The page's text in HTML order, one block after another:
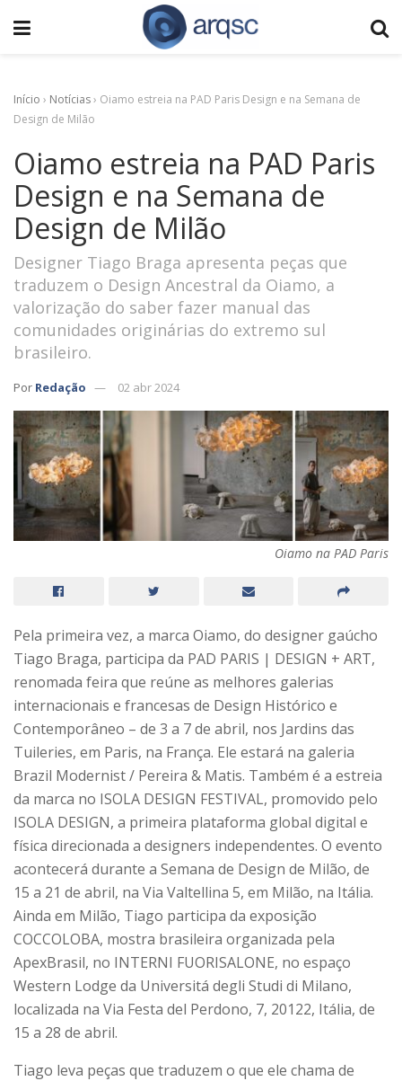
Início › Notícias› Oiamo estreia na PAD Paris Design e na Semana de
Design de Milão
Oiamo estreia na PAD Paris
Design e na Semana de
Design de Milão
Designer Tiago Braga apresenta peças que
traduzem o Design Ancestral da Oiamo, a
valorização do saber fazer manual das
comunidades originárias do extremo sul
brasileiro.
Por Redação 02 abr 2024
Oiamo na PAD Paris
Pela primeira vez, a marca Oiamo, do designer gaúcho
Tiago Braga, participa da PAD PARIS | DESIGN + ART,
renomada feira que reúne as melhores galerias
internacionais e francesas de Design Histórico e
Contemporâneo – de 3 a 7 de abril, nos Jardins das
Tuileries, em Paris, na França. Ele estará na galeria
Brazil Modernist / Pereira & Matis. Também é a estreia
da marca no ISOLA DESIGN FESTIVAL, promovido pelo
ISOLA DESIGN, a primeira plataforma global digital e
física direcionada a designers independentes. O evento
acontecerá durante a Semana de Design de Milão, de
15 a 21 de abril, na Via Valtellina 5, em Milão, na Itália.
Ainda em Milão, Tiago participa da exposição
COCCOLOBA, mostra brasileira organizada pela
ApexBrasil, no INTERNI FUORISALONE, no espaço
Western Lodge da Universitá degli Studi di Milano,
localizada na Via Festa del Perdono, 7, 20122, Itália, de
15 a 28 de abril.
Tiago leva peças que traduzem o que ele chama de